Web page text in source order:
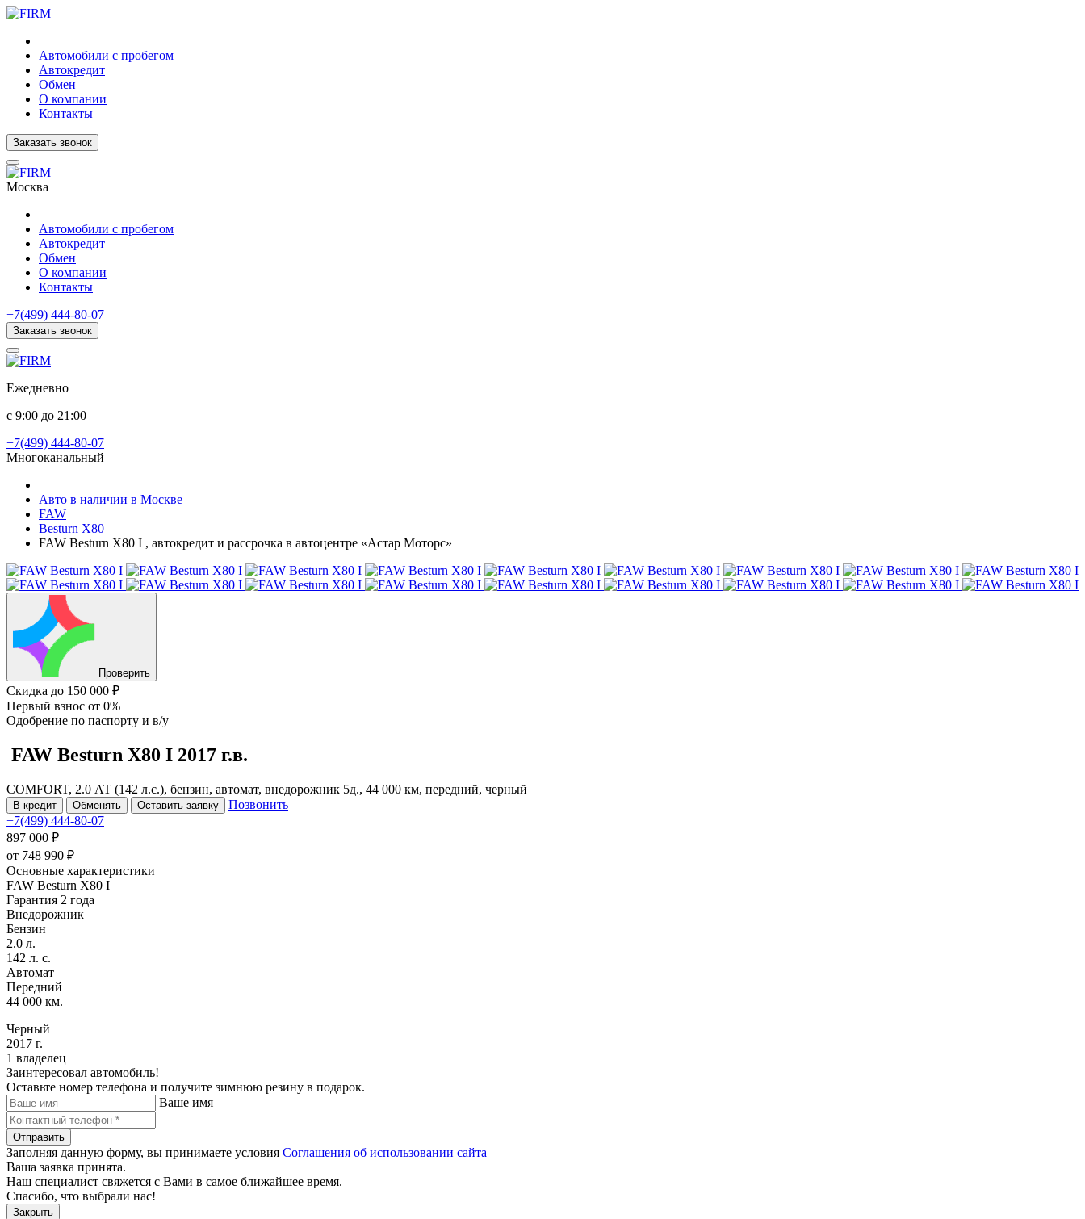
Автомобили с пробегом
Автокредит
Обмен
О компании
Контакты
Заказать звонок
Москва
Автомобили с пробегом
Автокредит
Обмен
О компании
Контакты
+7(499) 444-80-07
Заказать звонок
Ежедневно
с 9:00 до 21:00
+7(499) 444-80-07
Многоканальный
Авто в наличии в Москве
FAW
Besturn X80
FAW Besturn X80 I , автокредит и рассрочка в автоцентре «Астар Моторс»
Проверить
Скидка до 150 000 ₽
Первый взнос от 0%
Одобрение по паспорту и в/у
FAW Besturn X80 I 2017 г.в.
COMFORT, 2.0 АТ (142 л.с.), бензин, автомат, внедорожник 5д., 44 000 км, передний, черный
В кредит Обменять Оставить заявку
Позвонить
+7(499) 444-80-07
897 000 ₽
от 748 990 ₽
Основные характеристики
FAW Besturn X80 I
Гарантия 2 года
Внедорожник
Бензин
2.0 л.
142 л. с.
Автомат
Передний
44 000 км.
Черный
2017 г.
1 владелец
Заинтересовал автомобиль!
Оставьте номер телефона и получите зимнюю резину в подарок.
Ваше имя
Отправить
Заполняя данную форму, вы принимаете условия Соглашения об использовании сайта
Ваша заявка принята.
Наш специалист свяжется с Вами в самое ближайшее время.
Спасибо, что выбрали нас!
Закрыть